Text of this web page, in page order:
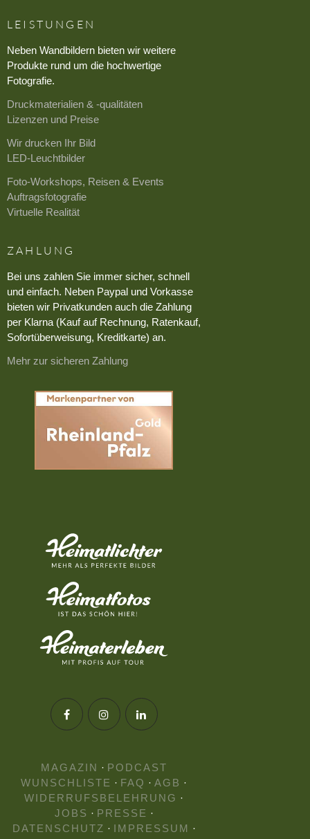
LEISTUNGEN
Neben Wandbildern bieten wir weitere
Produkte rund um die hochwertige
Fotografie.
Druckmaterialien & -qualitäten
Lizenzen und Preise
Wir drucken Ihr Bild
LED-Leuchtbilder
Foto-Workshops, Reisen & Events
Auftragsfotografie
Virtuelle Realität
ZAHLUNG
Bei uns zahlen Sie immer sicher, schnell
und einfach. Neben Paypal und Vorkasse
bieten wir Privatkunden auch die Zahlung
per Klarna (Kauf auf Rechnung, Ratenkauf,
Sofortüberweisung, Kreditkarte) an.
Mehr zur sicheren Zahlung
MAGAZIN · PODCAST
WUNSCHLISTE · FAQ · AGB ·
WIDERRUFSBELEHRUNG ·
JOBS · PRESSE ·
DATENSCHUTZ · IMPRESSUM ·